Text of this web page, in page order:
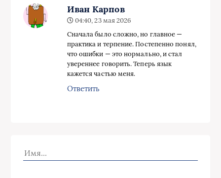
Иван Карпов
04:40, 23 мая 2026
Сначала было сложно, но главное —
практика и терпение. Постепенно понял,
что ошибки — это нормально, и стал
увереннее говорить. Теперь язык
кажется частью меня.
Ответить